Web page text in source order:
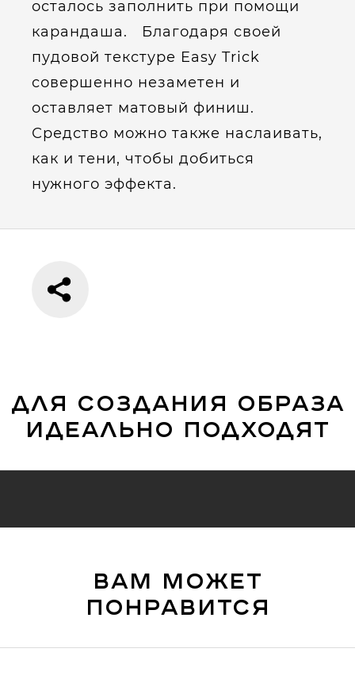
осталось заполнить при помощи
карандаша. Благодаря своей
пудовой текстуре Easy Trick
совершенно незаметен и
оставляет матовый финиш.
Средство можно также наслаивать,
как и тени, чтобы добиться
нужного эффекта.
для создания образа
идеально подходят
вам может
понравится